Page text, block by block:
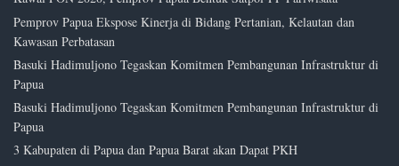
Pemprov Papua Ekspose Kinerja di Bidang Pertanian, Kelautan dan
Kawasan Perbatasan
Basuki Hadimuljono Tegaskan Komitmen Pembangunan Infrastruktur di
Papua
Basuki Hadimuljono Tegaskan Komitmen Pembangunan Infrastruktur di
Papua
3 Kabupaten di Papua dan Papua Barat akan Dapat PKH